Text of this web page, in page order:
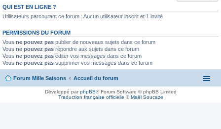
QUI EST EN LIGNE ?
Utilisateurs parcourant ce forum : Aucun utilisateur inscrit et 1 invité
PERMISSIONS DU FORUM
Vous ne pouvez pas publier de nouveaux sujets dans ce forum
Vous ne pouvez pas répondre aux sujets dans ce forum
Vous ne pouvez pas éditer vos messages dans ce forum
Vous ne pouvez pas supprimer vos messages dans ce forum
Forum Mille Saisons Accueil du forum
Développé parphpBB® Forum Software © phpBB Limited
Traduction française officielle ©Maël Soucaze